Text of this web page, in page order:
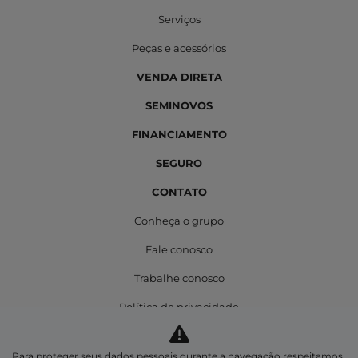
Serviços
Peças e acessórios
VENDA DIRETA
SEMINOVOS
FINANCIAMENTO
SEGURO
CONTATO
Conheça o grupo
Fale conosco
Trabalhe conosco
Política de privacidade
INSTITUTO BARIGÜI